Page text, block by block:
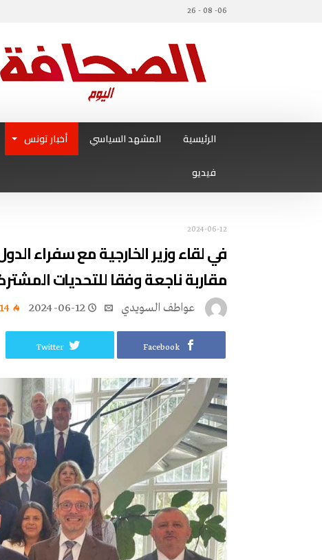
06- 08 - 26
الرئيسية المشهد السياسي أخبار تونس
فيديو
2024-06-12
في لقاء وزير الخارجية مع سفراء
مقاربة ناجعة وفقا للتحديات
عواطف‭ ‬السويدي 2024-06-12
Facebook
Twitter